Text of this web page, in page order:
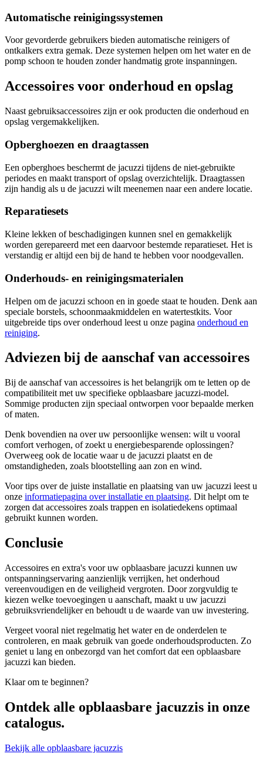
Automatische reinigingssystemen
Voor gevorderde gebruikers bieden automatische reinigers of
ontkalkers extra gemak. Deze systemen helpen om het water en de
pomp schoon te houden zonder handmatig grote inspanningen.
Accessoires voor onderhoud en opslag
Naast gebruiksaccessoires zijn er ook producten die onderhoud en
opslag vergemakkelijken.
Opberghoezen en draagtassen
Een opberghoes beschermt de jacuzzi tijdens de niet-gebruikte
periodes en maakt transport of opslag overzichtelijk. Draagtassen
zijn handig als u de jacuzzi wilt meenemen naar een andere locatie.
Reparatiesets
Kleine lekken of beschadigingen kunnen snel en gemakkelijk
worden gerepareerd met een daarvoor bestemde reparatieset. Het is
verstandig er altijd een bij de hand te hebben voor noodgevallen.
Onderhouds- en reinigingsmaterialen
Helpen om de jacuzzi schoon en in goede staat te houden. Denk aan
speciale borstels, schoonmaakmiddelen en watertestkits. Voor
uitgebreide tips over onderhoud leest u onze pagina onderhoud en
reiniging.
Adviezen bij de aanschaf van accessoires
Bij de aanschaf van accessoires is het belangrijk om te letten op de
compatibiliteit met uw specifieke opblaasbare jacuzzi-model.
Sommige producten zijn speciaal ontworpen voor bepaalde merken
of maten.
Denk bovendien na over uw persoonlijke wensen: wilt u vooral
comfort verhogen, of zoekt u energiebesparende oplossingen?
Overweeg ook de locatie waar u de jacuzzi plaatst en de
omstandigheden, zoals blootstelling aan zon en wind.
Voor tips over de juiste installatie en plaatsing van uw jacuzzi leest u
onze informatiepagina over installatie en plaatsing. Dit helpt om te
zorgen dat accessoires zoals trappen en isolatiedekens optimaal
gebruikt kunnen worden.
Conclusie
Accessoires en extra's voor uw opblaasbare jacuzzi kunnen uw
ontspanningservaring aanzienlijk verrijken, het onderhoud
vereenvoudigen en de veiligheid vergroten. Door zorgvuldig te
kiezen welke toevoegingen u aanschaft, maakt u uw jacuzzi
gebruiksvriendelijker en behoudt u de waarde van uw investering.
Vergeet vooral niet regelmatig het water en de onderdelen te
controleren, en maak gebruik van goede onderhoudsproducten. Zo
geniet u lang en onbezorgd van het comfort dat een opblaasbare
jacuzzi kan bieden.
Klaar om te beginnen?
Ontdek alle opblaasbare jacuzzis in onze
catalogus.
Bekijk alle opblaasbare jacuzzis